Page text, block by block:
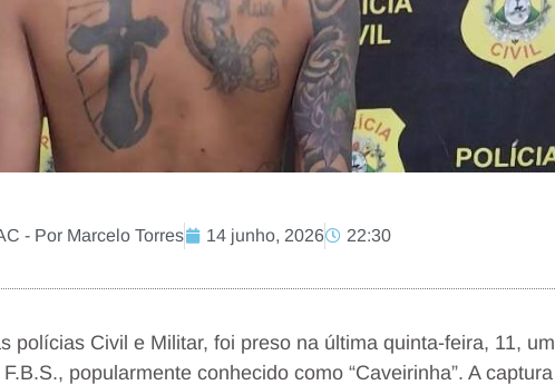
- Por Marcelo Torres 14 junho, 2026 22:30
polícias Civil e Militar, foi preso na última quinta-feira, 11, um
popularmente conhecido como “Caveirinha”. A captura